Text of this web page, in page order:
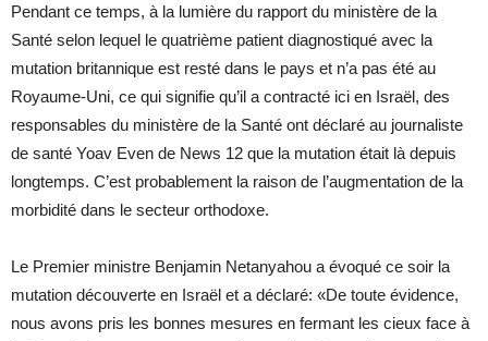
Pendant ce temps, à la lumière du rapport du ministère de la
Santé selon lequel le quatrième patient diagnostiqué avec la
mutation britannique est resté dans le pays et n’a pas été au
Royaume-Uni, ce qui signifie qu’il a contracté ici en Israël, des
responsables du ministère de la Santé ont déclaré au journaliste
de santé Yoav Even de News 12 que la mutation était là depuis
longtemps. C’est probablement la raison de l’augmentation de la
morbidité dans le secteur orthodoxe.
Le Premier ministre Benjamin Netanyahou a évoqué ce soir la
mutation découverte en Israël et a déclaré: «De toute évidence,
nous avons pris les bonnes mesures en fermant les cieux face à